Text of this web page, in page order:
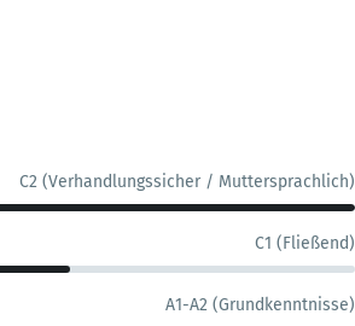
C2 (Verhandlungssicher / Muttersprachlich)
C1 (Fließend)
A1-A2 (Grundkenntnisse)